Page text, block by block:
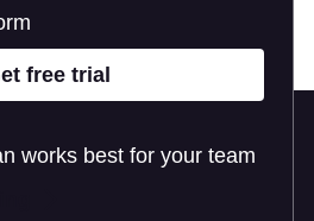
free trial
works best for your team